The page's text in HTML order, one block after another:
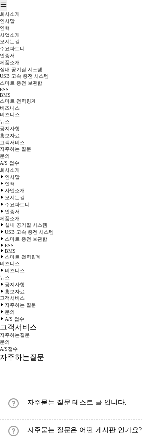
회사소개
인사말
연혁
사업소개
오시는길
주요파트너
인증서
제품소개
실내 공기질 시스템
USB 고속 충전 시스템
스마트 충전 보관함
ESS
BMS
스마트 전력량계
비즈니스
비즈니스
뉴스
공지사항
홍보자료
고객서비스
자주하는 질문
문의
A/S 접수
회사소개
인사말
연혁
사업소개
오시는길
주요파트너
인증서
제품소개
실내 공기질 시스템
USB 고속 충전 시스템
스마트 충전 보관함
ESS
BMS
스마트 전력량계
비즈니스
비즈니스
뉴스
공지사항
홍보자료
고객서비스
자주하는 질문
문의
A/S 접수
고객서비스
자주하는질문
문의
A/S접수
자주하는질문
자주묻는 질문 테스트 글 입니다.
자주묻는 질문은 어떤 게시판 인가요?